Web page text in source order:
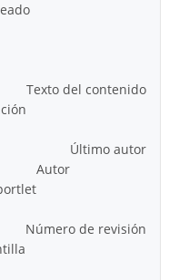
Texto del contenido
Último autor
Autor
Número de revisión